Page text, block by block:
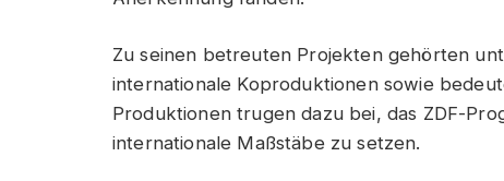
Zu seinen betreuten Projekten gehörten
internationale Koproduktionen sowie
Produktionen trugen dazu bei, das ZDF-
internationale Maßstäbe zu setzen.